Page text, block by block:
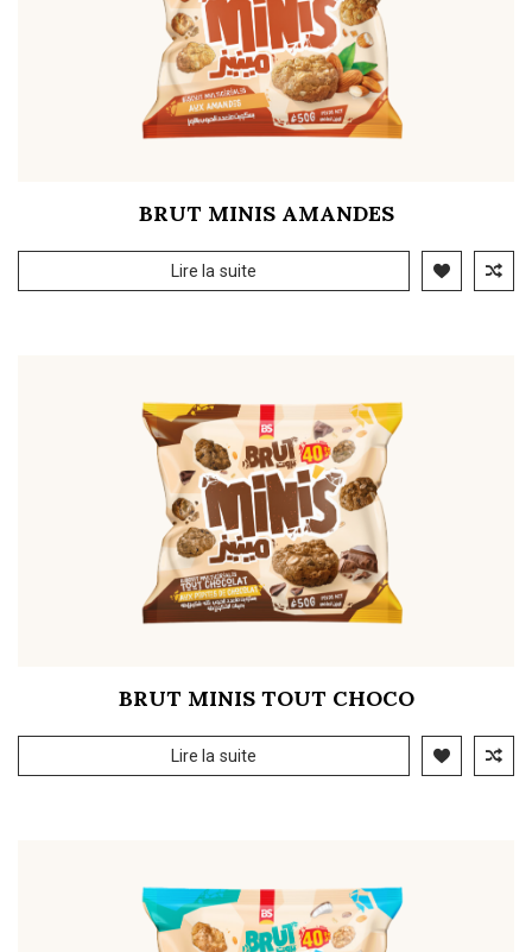
BRUT MINIS AMANDES
Lire la suite
BRUT MINIS TOUT CHOCO
Lire la suite